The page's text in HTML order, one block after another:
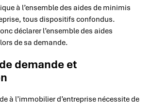
à l’ensemble des aides de minimis
tous dispositifs confondus.
déclarer l’ensemble des aides
de sa demande.
demande et
à l’immobilier d’entreprise nécessite de